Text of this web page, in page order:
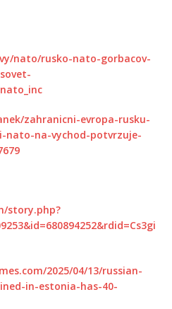
nato/rusko-nato-gorbacov-
zahranicni-evropa-rusku-
nato-na-vychod-potvrzuje-
story.php?
2025/04/13/russian-
in-estonia-has-40-